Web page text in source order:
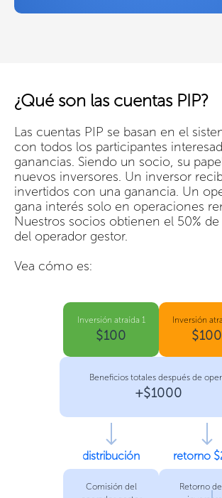
¿Qué son las cuentas PIP?
Las cuentas PIP se basan en el
con todos los participantes
ganancias. Siendo un socio, su
nuevos inversores. Un inversor
invertidos con una ganancia. Un
gana interés solo en operaciones
Nuestros socios obtienen el 50%
del operador gestor.
Vea cómo es:
Inversión atraída 1
$100
Inversión
$100
Beneficios totales después de
+$1000
distribución
Comisión del
retorno
Retorno